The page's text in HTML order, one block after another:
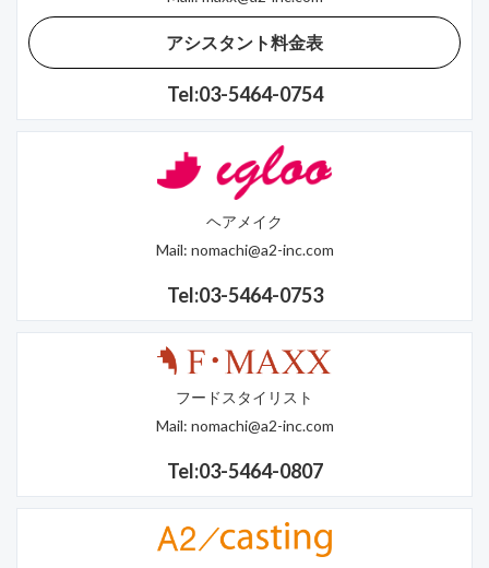
アシスタント料金表
Tel:03-5464-0754
ヘアメイク
Mail: nomachi@a2-inc.com
Tel:03-5464-0753
フードスタイリスト
Mail: nomachi@a2-inc.com
Tel:03-5464-0807